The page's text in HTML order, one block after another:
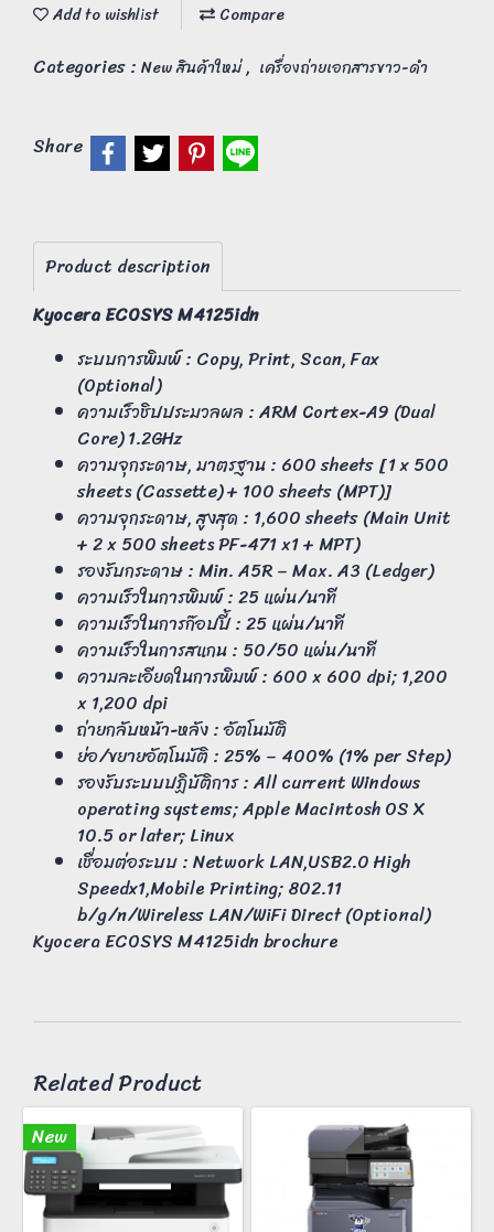
Add to wishlist Compare
Categories : New สินค้าใหม่, เครื่องถ่ายเอกสารขาว-ดำ
Share
Product description
Kyocera ECOSYS M4125idn
ระบบการพิมพ์ : Copy, Print, Scan, Fax
(Optional)
ความเร็วชิปประมวลผล : ARM Cortex-A9 (Dual
Core) 1.2GHz
ความจุกระดาษ, มาตรฐาน : 600 sheets [1 x 500
sheets (Cassette) + 100 sheets (MPT)]
ความจุกระดาษ, สูงสุด : 1,600 sheets (Main Unit
+ 2 x 500 sheets PF-471 x1 + MPT)
รองรับกระดาษ : Min. A5R – Max. A3 (Ledger)
ความเร็วในการพิมพ์ : 25 แผ่น/นาที
ความเร็วในการก๊อปปี้ : 25 แผ่น/นาที
ความเร็วในการสแกน : 50/50 แผ่น/นาที
ความละเอียดในการพิมพ์ : 600 x 600 dpi; 1,200
x 1,200 dpi
ถ่ายกลับหน้า-หลัง : อัตโนมัติ
ย่อ/ขยายอัตโนมัติ : 25% – 400% (1% per Step)
รองรับระบบปฏิบัติการ : All current Windows
operating systems; Apple Macintosh OS X
10.5 or later; Linux
เชื่อมต่อระบบ : Network LAN,USB2.0 High
Speedx1,Mobile Printing; 802.11
b/g/n/Wireless LAN/WiFi Direct (Optional)
Kyocera ECOSYS M4125idn brochure
Related Product
New